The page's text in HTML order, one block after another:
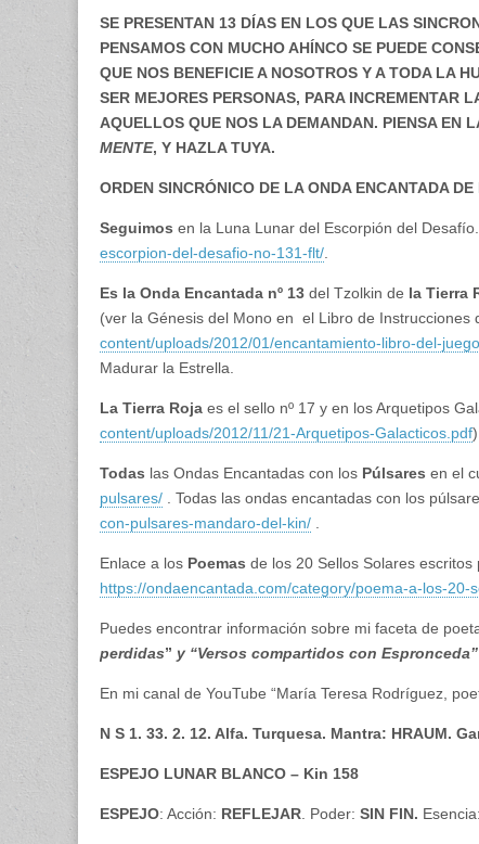
SE PRESENTAN 13 DÍAS EN LOS QUE LAS
PENSAMOS CON MUCHO AHÍNCO SE PUEDE
QUE NOS BENEFICIE A NOSOTROS Y A TODA LA
SER MEJORES PERSONAS, PARA INCREMENTAR
AQUELLOS QUE NOS LA DEMANDAN. PIENSA EN
MENTE, Y HAZLA TUYA.
ORDEN SINCRÓNICO DE LA ONDA ENCANTADA
Seguimos en la Luna Lunar del Escorpión del
escorpion-del-desafio-no-131-flt/
Es la Onda Encantada nº 13 del Tzolkin de la Tierra
(ver la Génesis del Mono en el Libro de Instrucciones
content/uploads/2012/01/encantamiento-libro-del-
Madurar la Estrella.
La Tierra Roja es el sello nº 17 y en los Arquetipos
content/uploads/2012/11/21-Arquetipos-Galacticos.pdf).
Todas las Ondas Encantadas con los Púlsares en el
pulsares/ . Todas las ondas encantadas con los
con-pulsares-mandaro-del-kin/
Enlace a los Poemas de los 20 Sellos Solares
https://ondaencantada.com/category/poema-a-los-20-
Puedes encontrar información sobre mi faceta de
perdidas” y “Versos compartidos con Espronceda”
En mi canal de YouTube “María Teresa Rodríguez,
N S 1. 33. 2. 12. Alfa. Turquesa. Mantra: HRAUM.
ESPEJO LUNAR BLANCO – Kin 158
ESPEJO: Acción: REFLEJAR . Poder: SIN FIN. Esencia: